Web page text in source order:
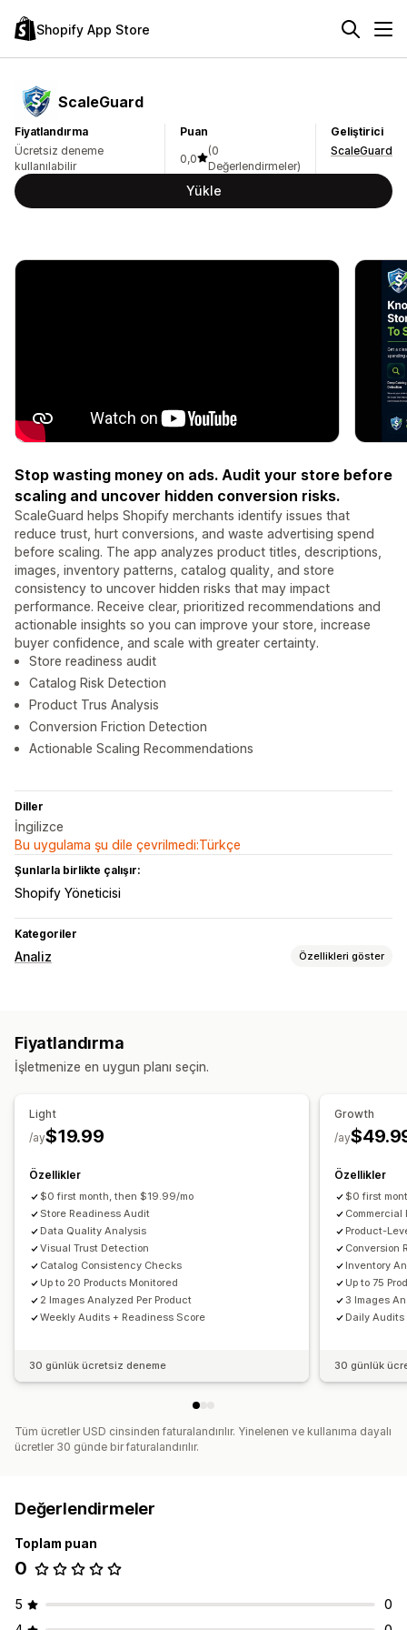
Shopify App Store
ScaleGuard
Fiyatlandırma
Ücretsiz deneme
kullanılabilir
Puan
0,0
(0
Değerlendirmeler)
Geliştirici
ScaleGuard
Yükle
Stop wasting money on ads. Audit your store before
scaling and uncover hidden conversion risks.
ScaleGuard helps Shopify merchants identify issues that
reduce trust, hurt conversions, and waste advertising spend
before scaling. The app analyzes product titles, descriptions,
images, inventory patterns, catalog quality, and store
consistency to uncover hidden risks that may impact
performance. Receive clear, prioritized recommendations and
actionable insights so you can improve your store, increase
buyer confidence, and scale with greater certainty.
Store readiness audit
Catalog Risk Detection
Product Trus Analysis
Conversion Friction Detection
Actionable Scaling Recommendations
Diller
İngilizce
Bu uygulama şu dile çevrilmedi:Türkçe
Şunlarla birlikte çalışır:
Shopify Yöneticisi
Kategoriler
Analiz Özellikleri göster
Görseller ve raporlar
Fiyatlandırma
İşletmenize en uygun planı seçin.
Light
$19.99
/ay
Özellikler
$0 first month, then $19.99/mo
Store Readiness Audit
Data Quality Analysis
Visual Trust Detection
Catalog Consistency Checks
Up to 20 Products Monitored
2 Images Analyzed Per Product
Weekly Audits + Readiness Score
30 günlük ücretsiz deneme
Growth
/ay
Özellikler
$0 first
Product-
Conversion
Inventory
Up to 75
3 Images
Daily Audits
30 günlük
Tüm ücretler USD cinsinden faturalandırılır. Yinelenen ve kullanıma dayalı
ücretler 30 günde bir faturalandırılır.
Değerlendirmeler
Toplam puan
0
5
0